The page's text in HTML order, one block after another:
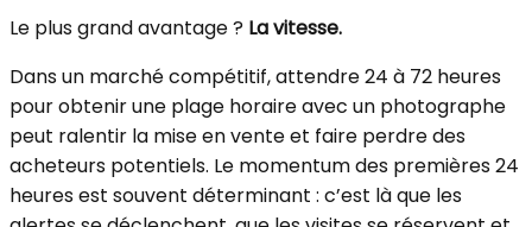
Le plus grand avantage ? La vitesse.
Dans un marché compétitif, attendre 24 à 72 heures
pour obtenir une plage horaire avec un photographe
peut ralentir la mise en vente et faire perdre des
acheteurs potentiels. Le momentum des premières 24
heures est souvent déterminant : c’est là que les